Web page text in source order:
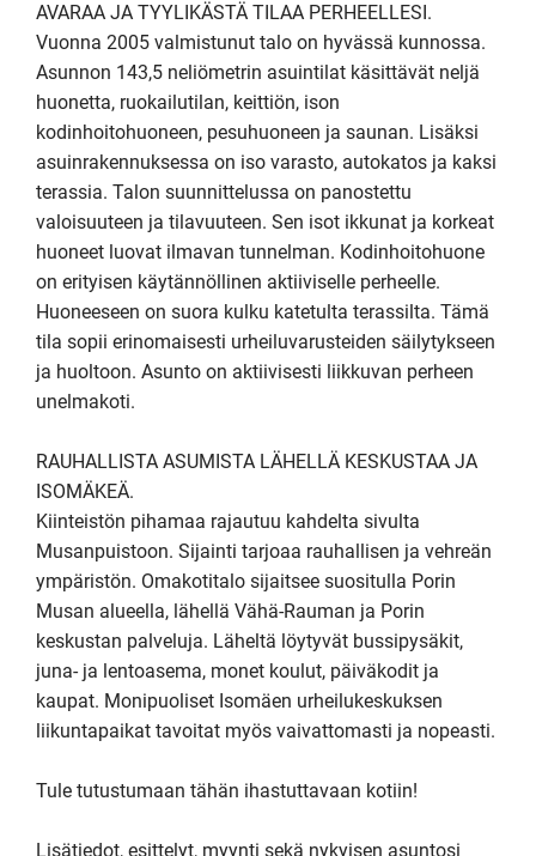
AVARAA JA TYYLIKÄSTÄ TILAA PERHEELLESI.
Vuonna 2005 valmistunut talo on hyvässä kunnossa.
Asunnon 143,5 neliömetrin asuintilat käsittävät neljä
huonetta, ruokailutilan, keittiön, ison
kodinhoitohuoneen, pesuhuoneen ja saunan. Lisäksi
asuinrakennuksessa on iso varasto, autokatos ja kaksi
terassia. Talon suunnittelussa on panostettu
valoisuuteen ja tilavuuteen. Sen isot ikkunat ja korkeat
huoneet luovat ilmavan tunnelman. Kodinhoitohuone
on erityisen käytännöllinen aktiiviselle perheelle.
Huoneeseen on suora kulku katetulta terassilta. Tämä
tila sopii erinomaisesti urheiluvarusteiden säilytykseen
ja huoltoon. Asunto on aktiivisesti liikkuvan perheen
unelmakoti.
RAUHALLISTA ASUMISTA LÄHELLÄ KESKUSTAA JA
ISOMÄKEÄ.
Kiinteistön pihamaa rajautuu kahdelta sivulta
Musanpuistoon. Sijainti tarjoaa rauhallisen ja vehreän
ympäristön. Omakotitalo sijaitsee suositulla Porin
Musan alueella, lähellä Vähä-Rauman ja Porin
keskustan palveluja. Läheltä löytyvät bussipysäkit,
juna- ja lentoasema, monet koulut, päiväkodit ja
kaupat. Monipuoliset Isomäen urheilukeskuksen
liikuntapaikat tavoitat myös vaivattomasti ja nopeasti.
Tule tutustumaan tähän ihastuttavaan kotiin!
Lisätiedot, esittelyt, myynti sekä nykyisen asuntosi